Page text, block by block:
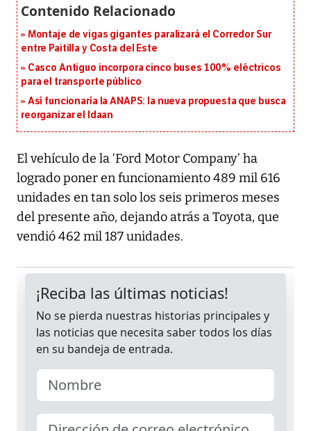
Montaje de vigas gigantes paralizará el Corredor Sur
entre Paitilla y Costa del Este
Casco Antiguo incorpora cinco buses 100% eléctricos
para el transporte público
Así funcionaría la ANAPS: la nueva propuesta que busca
reorganizar el Idaan
El vehículo de la ‘Ford Motor Company’ ha
logrado poner en funcionamiento 489 mil 616
unidades en tan solo los seis primeros meses
del presente año, dejando atrás a Toyota, que
vendió 462 mil 187 unidades.